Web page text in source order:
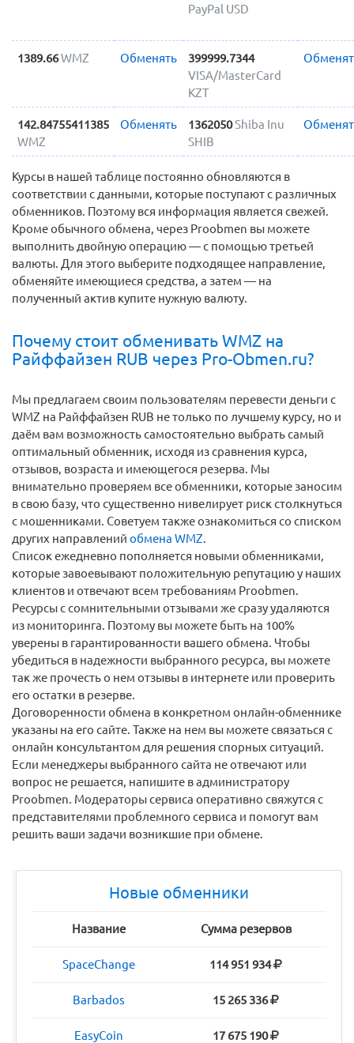
PayPal USD
1389.66WMZ Обменять
399999.7344
VISA/MasterCard
KZT
142.84755411385
WMZ
Обменять 1362050Shiba Inu
SHIB
Курсы в нашей таблице постоянно обновляются в
соответствии с данными, которые поступают с различных
обменников. Поэтому вся информация является свежей.
Кроме обычного обмена, через Proobmen вы можете
выполнить двойную операцию — с помощью третьей
валюты. Для этого выберите подходящее направление,
обменяйте имеющиеся средства, а затем — на
полученный актив купите нужную валюту.
Почему стоит обменивать WMZ на
Райффайзен RUB через Pro-Obmen.ru?
Мы предлагаем своим пользователям перевести деньги c
WMZ на Райффайзен RUB не только по лучшему курсу, но и
даём вам возможность самостоятельно выбрать самый
оптимальный обменник, исходя из сравнения курса,
отзывов, возраста и имеющегося резерва. Мы
внимательно проверяем все обменники, которые заносим
в свою базу, что существенно нивелирует риск столкнуться
с мошенниками. Советуем также ознакомиться со списком
других направлений обмена WMZ.
Список ежедневно пополняется новыми обменниками,
которые завоевывают положительную репутацию у наших
клиентов и отвечают всем требованиям Proobmen.
Ресурсы с сомнительными отзывами же сразу удаляются
из мониторинга. Поэтому вы можете быть на 100%
уверены в гарантированности вашего обмена. Чтобы
убедиться в надежности выбранного ресурса, вы можете
так же прочесть о нем отзывы в интернете или проверить
его остатки в резерве.
Договоренности обмена в конкретном онлайн-обменнике
указаны на его сайте. Также на нем вы можете связаться с
онлайн консультантом для решения спорных ситуаций.
Если менеджеры выбранного сайта не отвечают или
вопрос не решается, напишите в администратору
Proobmen. Модераторы сервиса оперативно свяжутся с
представителями проблемного сервиса и помогут вам
решить ваши задачи возникшие при обмене.
Новые обменники
Название Сумма резервов
SpaceChange 114 951 934
Barbados 15 265 336
EasyCoin 17 675 190